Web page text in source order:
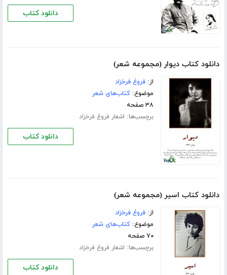
دانلود کتاب
دانلود کتاب دیوار (مجموعه شعر)
از:فروغ فرخزاد
موضوع:کتاب‌های شعر
۳۸ صفحه
برچسب‌ها: اشعار فروغ فرخزاد
دانلود کتاب
دانلود کتاب اسیر (مجموعه شعر)
از:فروغ فرخزاد
موضوع:کتاب‌های شعر
۷۰ صفحه
برچسب‌ها: اشعار فروغ فرخزاد
دانلود کتاب